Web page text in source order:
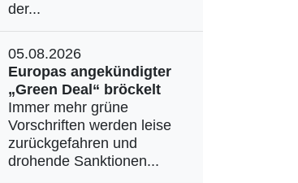
der...
05.08.2026
Europas angekündigter
„Green Deal“ bröckelt
Immer mehr grüne
Vorschriften werden leise
zurückgefahren und
drohende Sanktionen...